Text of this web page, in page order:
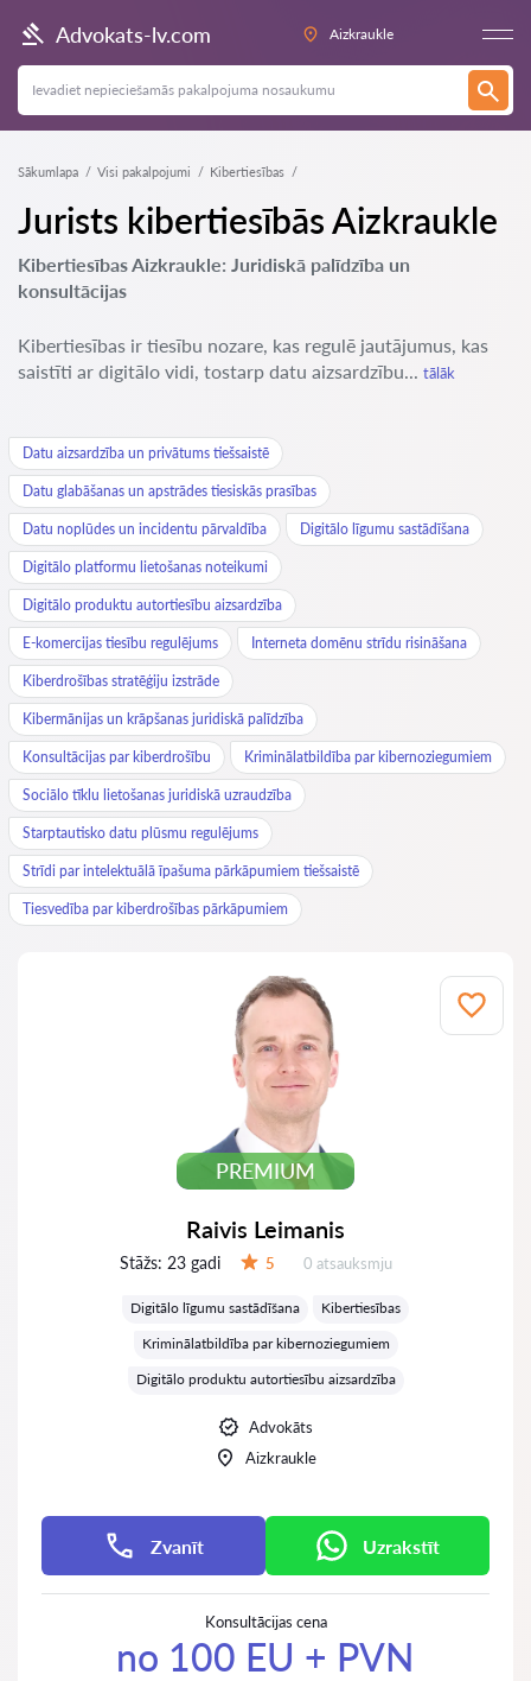
Advokats-lv.com Aizkraukle
Sākumlapa Visi pakalpojumi Kibertiesības
Jurists kibertiesībās Aizkraukle
Kibertiesības Aizkraukle: Juridiskā palīdzība un
konsultācijas
Kibertiesības ir tiesību nozare, kas regulē jautājumus, kas
saistīti ar digitālo vidi, tostarp datu aizsardzību... tālāk
Datu aizsardzība un privātums tiešsaistē
Datu glabāšanas un apstrādes tiesiskās prasības
Datu noplūdes un incidentu pārvaldība Digitālo līgumu sastādīšana
Digitālo platformu lietošanas noteikumi
Digitālo produktu autortiesību aizsardzība
E-komercijas tiesību regulējums Interneta domēnu strīdu risināšana
Kiberdrošības stratēģiju izstrāde
Kibermānijas un krāpšanas juridiskā palīdzība
Konsultācijas par kiberdrošību Kriminālatbildība par kibernoziegumiem
Sociālo tīklu lietošanas juridiskā uzraudzība
Starptautisko datu plūsmu regulējums
Strīdi par intelektuālā īpašuma pārkāpumiem tiešsaistē
Tiesvedība par kiberdrošības pārkāpumiem
PREMIUM
Raivis Leimanis
Stāžs: 23 gadi 5 Atsauksmes:
0 atsauksmju
Digitālo līgumu sastādīšana
Kibertiesības
Kriminālatbildība par kibernoziegumiem
Digitālo produktu autortiesību aizsardzība
Advokāts
Aizkraukle
Zvanīt Uzrakstīt
Konsultācijas cena
no 100 EU + PVN